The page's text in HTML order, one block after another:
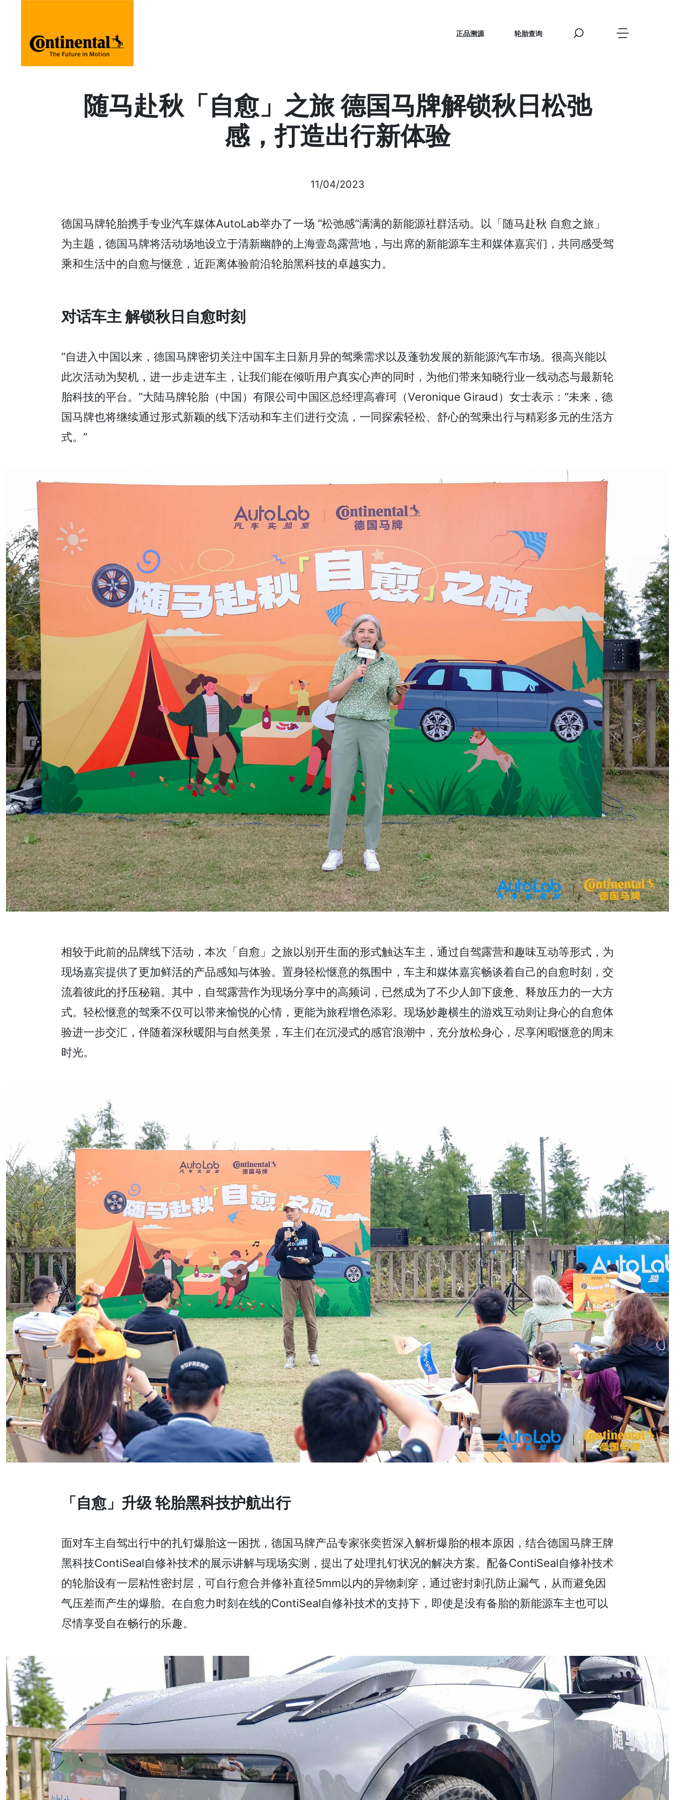
正品溯源 轮胎查询
随马赴秋「自愈」之旅 德国马牌解锁秋日松弛
感，打造出行新体验
11/04/2023
德国马牌轮胎携手专业汽车媒体AutoLab举办了一场 “松弛感”满满的新能源社群活动。以「随马赴秋 自愈之旅」
为主题，德国马牌将活动场地设立于清新幽静的上海壹岛露营地，与出席的新能源车主和媒体嘉宾们，共同感受驾
乘和生活中的自愈与惬意，近距离体验前沿轮胎黑科技的卓越实力。
对话车主 解锁秋日自愈时刻
“自进入中国以来，德国马牌密切关注中国车主日新月异的驾乘需求以及蓬勃发展的新能源汽车市场。很高兴能以
此次活动为契机，进一步走进车主，让我们能在倾听用户真实心声的同时，为他们带来知晓行业一线动态与最新轮
胎科技的平台。”大陆马牌轮胎（中国）有限公司中国区总经理高睿珂（Veronique Giraud）女士表示：“未来，德
国马牌也将继续通过形式新颖的线下活动和车主们进行交流，一同探索轻松、舒心的驾乘出行与精彩多元的生活方
式。”
相较于此前的品牌线下活动，本次「自愈」之旅以别开生面的形式触达车主，通过自驾露营和趣味互动等形式，为
现场嘉宾提供了更加鲜活的产品感知与体验。置身轻松惬意的氛围中，车主和媒体嘉宾畅谈着自己的自愈时刻，交
流着彼此的抒压秘籍。其中，自驾露营作为现场分享中的高频词，已然成为了不少人卸下疲惫、释放压力的一大方
式。轻松惬意的驾乘不仅可以带来愉悦的心情，更能为旅程增色添彩。现场妙趣横生的游戏互动则让身心的自愈体
验进一步交汇，伴随着深秋暖阳与自然美景，车主们在沉浸式的感官浪潮中，充分放松身心，尽享闲暇惬意的周末
时光。
「自愈」升级 轮胎黑科技护航出行
面对车主自驾出行中的扎钉爆胎这一困扰，德国马牌产品专家张奕哲深入解析爆胎的根本原因，结合德国马牌王牌
黑科技ContiSeal自修补技术的展示讲解与现场实测，提出了处理扎钉状况的解决方案。配备ContiSeal自修补技术
的轮胎设有一层粘性密封层，可自行愈合并修补直径5mm以内的异物刺穿，通过密封刺孔防止漏气，从而避免因
气压差而产生的爆胎。在自愈力时刻在线的ContiSeal自修补技术的支持下，即使是没有备胎的新能源车主也可以
尽情享受自在畅行的乐趣。